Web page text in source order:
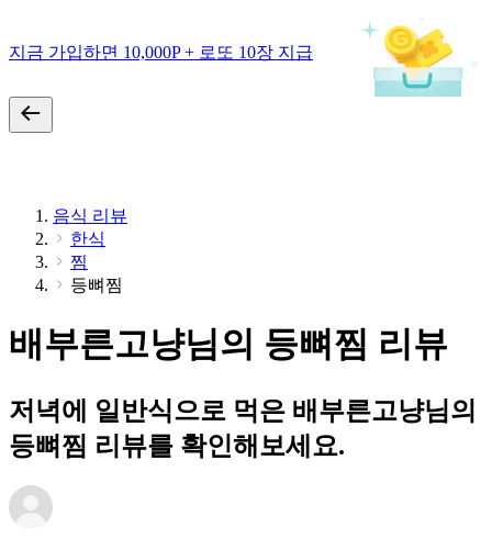
지금 가입하면 10,000P + 로또 10장 지급
음식 리뷰
한식
찜
등뼈찜
배부른고냥님의 등뼈찜 리뷰
저녁에 일반식으로 먹은 배부른고냥님의
등뼈찜 리뷰를 확인해보세요.